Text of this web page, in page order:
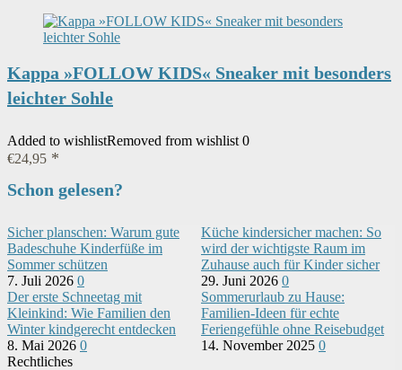
Kappa »FOLLOW KIDS« Sneaker mit besonders
leichter Sohle
Added to wishlistRemoved from wishlist 0
€24,95
Schon gelesen?
Sicher planschen: Warum gute
Badeschuhe Kinderfüße im
Sommer schützen
7. Juli 2026 0
Küche kindersicher machen: So
wird der wichtigste Raum im
Zuhause auch für Kinder sicher
29. Juni 2026 0
Der erste Schneetag mit
Kleinkind: Wie Familien den
Winter kindgerecht entdecken
8. Mai 2026 0
Sommerurlaub zu Hause:
Familien-Ideen für echte
Feriengefühle ohne Reisebudget
14. November 2025 0
Rechtliches